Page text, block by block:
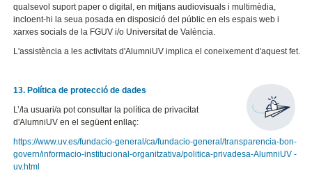
qualsevol suport paper o digital, en mitjans audiovisuals i multimèdia,
incloent-hi la seua posada en disposició del públic en els espais web i
xarxes socials de la FGUV i/o Universitat de València.
L'assistència a les activitats d'AlumniUV implica el coneixement d'aquest fet.
13. Política de protecció de dades
L’/la usuari/a pot consultar la política de privacitat
d'AlumniUV en el següent enllaç:
https://www.uv.es/fundacio-general/ca/fundacio-general/transparencia-bon-
govern/informacio-institucional-organitzativa/politica-privadesa-AlumniUV -
uv.html